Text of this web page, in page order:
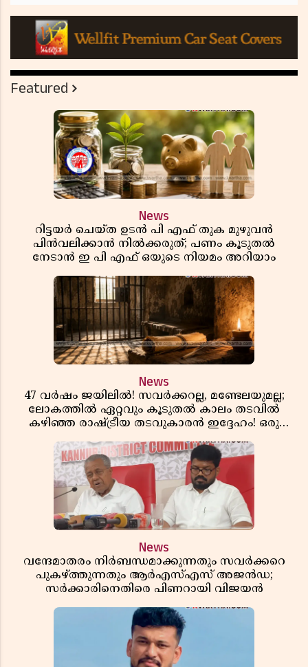
Featured
News
റിട്ടയർ ചെയ്ത ഉടൻ പി എഫ് തുക മുഴുവൻ
പിൻവലിക്കാൻ നിൽക്കരുത്; പണം കൂടുതൽ
നേടാൻ ഇ പി എഫ് ഒയുടെ നിയമം അറിയാം
News
47 വർഷം ജയിലിൽ! സവർക്കറല്ല, മണ്ടേലയുമല്ല;
ലോകത്തിൽ ഏറ്റവും കൂടുതൽ കാലം തടവിൽ
കഴിഞ്ഞ രാഷ്ട്രീയ തടവുകാരൻ ഇദ്ദേഹം! ഒരു
News
വന്ദേമാതരം നിർബന്ധമാക്കുന്നതും സവർക്കറെ
പുകഴ്ത്തുന്നതും ആർഎസ്എസ് അജൻഡ;
സർക്കാരിനെതിരെ പിണറായി വിജയൻ